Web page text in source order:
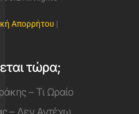
Απορρήτου |
τώρα;
– Τι Ωραίο
– Δεν Αντέχω